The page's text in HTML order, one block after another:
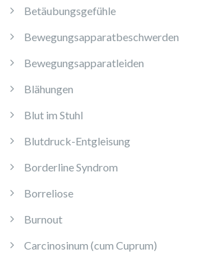
Betäubungsgefühle
Bewegungsapparatbeschwerden
Bewegungsapparatleiden
Blähungen
Blut im Stuhl
Blutdruck-Entgleisung
Borderline Syndrom
Borreliose
Burnout
Carcinosinum (cum Cuprum)